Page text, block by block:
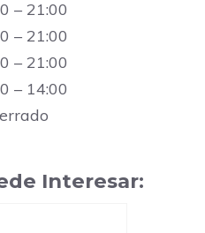
– 21:00
– 21:00
– 21:00
– 14:00
Interesar: